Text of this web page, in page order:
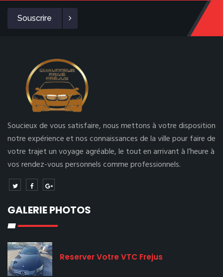
Souscrire
Soucieux de vous satisfaire, nous mettons à votre disposition
notre expérience et nos connaissances de la ville pour faire de
votre trajet un voyage agréable, le tout en arrivant à l’heure à
vos rendez-vous personnels comme professionnels.
GALERIE PHOTOS
Reserver Votre VTC Frejus